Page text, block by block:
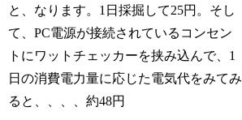
と、なります。1日採掘して25円。そし
て、PC電源が接続されているコンセン
トにワットチェッカーを挟み込んで、1
日の消費電力量に応じた電気代をみてみ
ると、、、、約48円